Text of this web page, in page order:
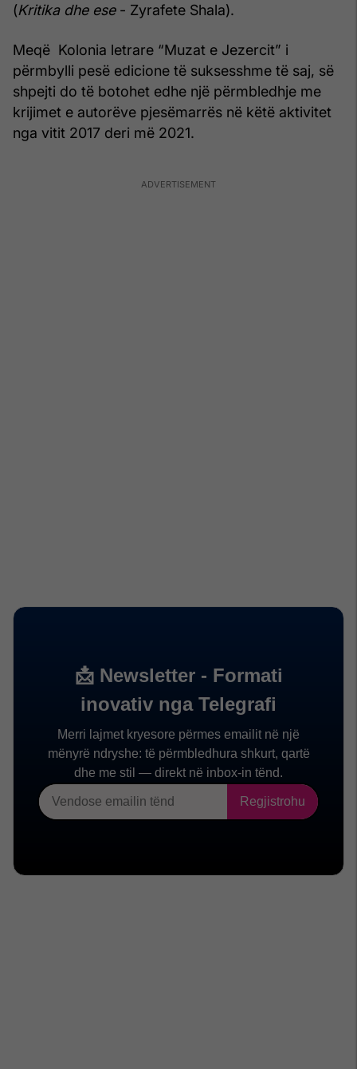
(Kritika dhe ese- Zyrafete Shala).
Meqë Kolonia letrare “Muzat e Jezercit” i
përmbylli pesë edicione të suksesshme të saj, së
shpejti do të botohet edhe një përmbledhje me
krijimet e autorëve pjesëmarrës në këtë aktivitet
nga vitit 2017 deri më 2021.